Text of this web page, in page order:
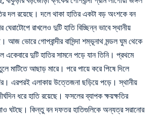
দল রয়েছে। দলে থাকা হাতির একটা বড় অংশকে বন
ঘেরাটোপে রাখলেও দুটি হাতি বিচ্ছিন্ন ভাবে স্থানীয়
আজ ভোরে গোপবান্দীর বাসিন্দা শম্ভূনাথ মন্ডল ঘুম থেকে
একেবারে দুটি হাতির সামনে পড়ে যান তিনি। প্রথমে
মাটিতে আছাড় মারে। পরে পায়ে করে পিষে দিলে
এরপরই এলাকায় উত্তেজনা ছড়িয়ে পড়ে। স্থানীয়
ধরে হাতি রয়েছে। ফসলের ব্যাপক ক্ষয়ক্ষতির
ঘটছে। কিন্তু বন দফতর হাতিগুলিকে অন্যত্র সরানোর